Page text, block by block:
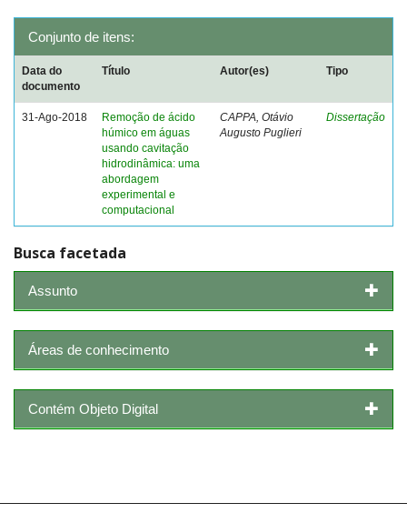
Conjunto de itens:
Data do
documento
Título Autor(es) Tipo
31-Ago-2018
Remoção de ácido
húmico em águas
usando cavitação
hidrodinâmica: uma
abordagem
experimental e
computacional
CAPPA, Otávio
Augusto Puglieri
Dissertação
Busca facetada
Assunto
Áreas de conhecimento
Contém Objeto Digital